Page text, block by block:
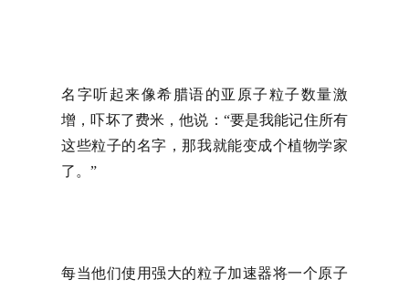
名字听起来像希腊语的亚原子粒子数量激
增，吓坏了费米，他说：“要是我能记住所有
这些粒子的名字，那我就能变成个植物学家
了。”
每当他们使用强大的粒子加速器将一个原子